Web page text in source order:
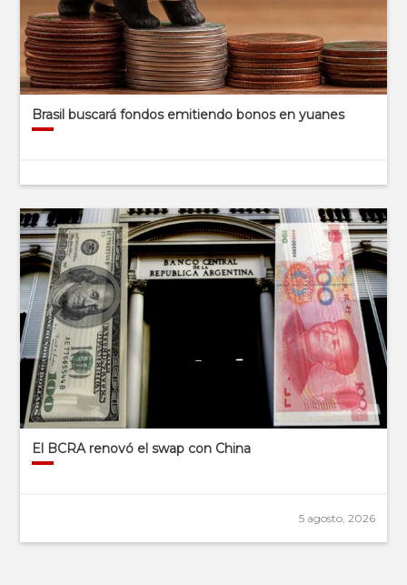
Brasil buscará fondos emitiendo bonos en yuanes
El BCRA renovó el swap con China
5 agosto, 2026